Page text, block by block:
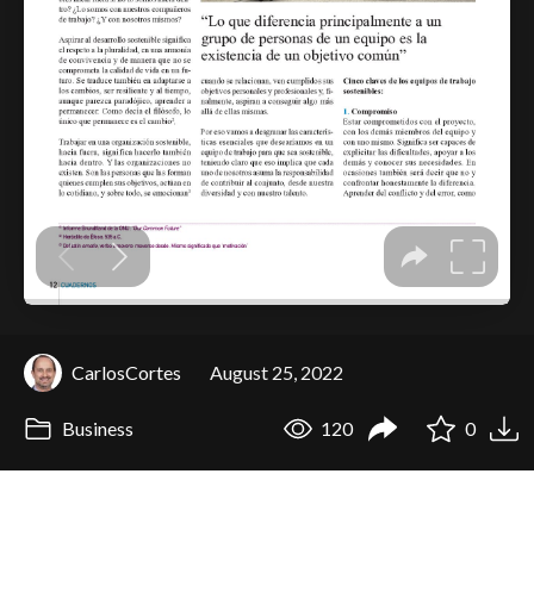
CarlosCortes August 25, 2022
Business 120 0